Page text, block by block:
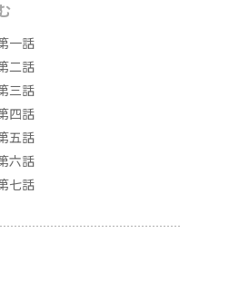
一話
二話
三話
四話
五話
六話
七話